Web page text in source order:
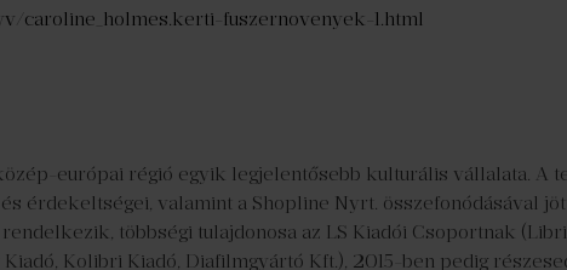
caroline_holmes.kerti-fuszernovenyek-1.html
európai régió egyik legjelentősebb kulturális vállalata. A
érdekeltségei, valamint a Shopline Nyrt. összefonódásával
többségi tulajdonosa az LS Kiadói Csoportnak
Kolibri Kiadó, Diafilmgyártó Kft.), 2015-ben pedig